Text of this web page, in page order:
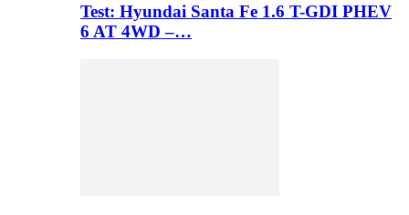
Test: Hyundai Santa Fe 1.6 T-GDI PHEV
6 AT 4WD –…